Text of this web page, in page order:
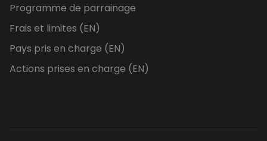
Programme de parrainage
Frais et limites (EN)
Pays pris en charge (EN)
Actions prises en charge (EN)